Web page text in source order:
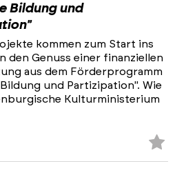
Bildung und
kommen zum Start ins
den Genuss einer finanziellen
aus dem Förderprogramm
und Partizipation". Wie
Kulturministerium